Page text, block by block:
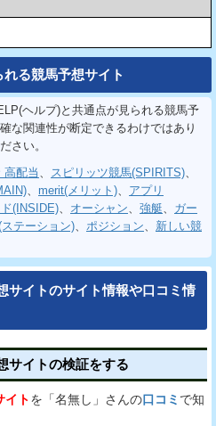
る競馬予想サイト
ヘルプ)と共通点が見られる競馬予
な関連性が断定できるわけではあり
さい。
高配当 スピリッツ競馬(SPIRITS)
merit(メリット)
アプリ
(INSIDE) オーシャン 強艇
ガー
テーション) ポジション
新しい競
サイトのサイト情報や口コミ情
サイトの検証をする
イトを「名無し」さんの口コミ で知